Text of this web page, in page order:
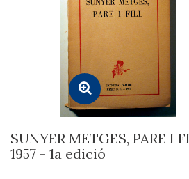
SUNYER METGES, PARE I
1957 - 1a edició